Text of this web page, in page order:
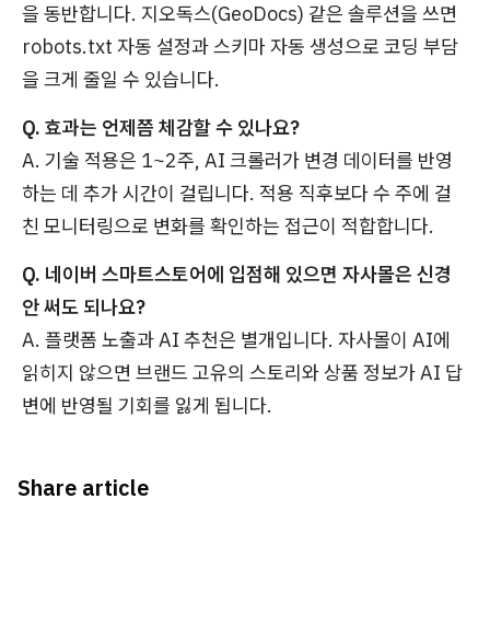
을 동반합니다. 지오독스(GeoDocs) 같은 솔루션을 쓰면
robots.txt 자동 설정과 스키마 자동 생성으로 코딩 부담
을 크게 줄일 수 있습니다.
Q. 효과는 언제쯤 체감할 수 있나요?
A. 기술 적용은 1~2주, AI 크롤러가 변경 데이터를 반영
하는 데 추가 시간이 걸립니다. 적용 직후보다 수 주에 걸
친 모니터링으로 변화를 확인하는 접근이 적합합니다.
Q. 네이버 스마트스토어에 입점해 있으면 자사몰은 신경
안 써도 되나요?
A. 플랫폼 노출과 AI 추천은 별개입니다. 자사몰이 AI에
읽히지 않으면 브랜드 고유의 스토리와 상품 정보가 AI 답
변에 반영될 기회를 잃게 됩니다.
Share article